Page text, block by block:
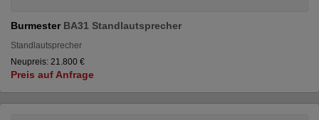
Burmester BA31 Standlautsprecher
Standlautsprecher
Neupreis: 21.800 €
Preis auf Anfrage